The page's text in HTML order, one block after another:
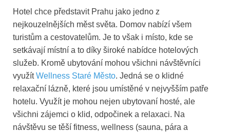
Hotel chce představit Prahu jako jedno z
nejkouzelnějších měst světa. Domov nabízí všem
turistům a cestovatelům. Je to však i místo, kde se
setkávají místní a to díky široké nabídce hotelových
služeb. Kromě ubytování mohou všichni návštěvníci
využítWellness Staré Město. Jedná se o klidné
relaxační lázně, které jsou umístěné v nejvyšším patře
hotelu. Využít je mohou nejen ubytovaní hosté, ale
všichni zájemci o klid, odpočinek a relaxaci. Na
návštěvu se těší fitness, wellness (sauna, pára a